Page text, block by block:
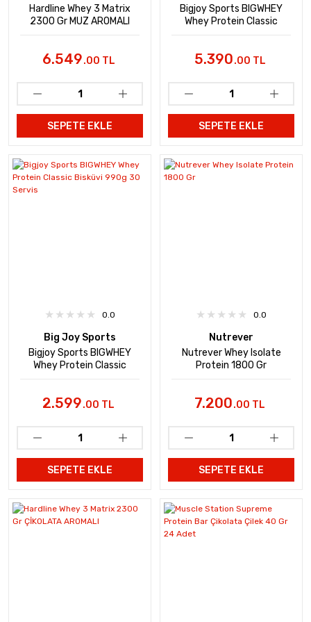
Hardline Whey 3 Matrix
2300 Gr MUZ AROMALI
6.549.00 TL
SEPETE EKLE
Bigjoy Sports BIGWHEY
Whey Protein Classic
5.390.00 TL
SEPETE EKLE
0.0
Big Joy Sports
Bigjoy Sports BIGWHEY
Whey Protein Classic
2.599.00 TL
SEPETE EKLE
0.0
Nutrever
Nutrever Whey Isolate
Protein 1800 Gr
7.200.00 TL
SEPETE EKLE